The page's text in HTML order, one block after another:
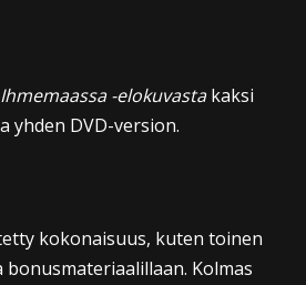
-elokuvastakaksi
yhden DVD-version.
kokonaisuus, kuten toinen
Kolmas